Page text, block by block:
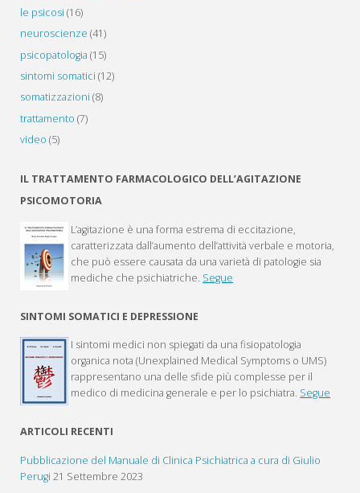
le psicosi (16)
neuroscienze (41)
psicopatologia (15)
sintomi somatici (12)
somatizzazioni (8)
trattamento (7)
video (5)
IL TRATTAMENTO FARMACOLOGICO DELL’AGITAZIONE
PSICOMOTORIA
L’agitazione è una forma estrema di eccitazione,
caratterizzata dall’aumento dell’attività verbale e motoria,
che può essere causata da una varietà di patologie sia
mediche che psichiatriche. Segue
SINTOMI SOMATICI E DEPRESSIONE
I sintomi medici non spiegati da una fisiopatologia
organica nota (Unexplained Medical Symptoms o UMS)
rappresentano una delle sfide più complesse per il
medico di medicina generale e per lo psichiatra. Segue
ARTICOLI RECENTI
Pubblicazione del Manuale di Clinica Psichiatrica a cura di Giulio
Perugi 21 Settembre 2023